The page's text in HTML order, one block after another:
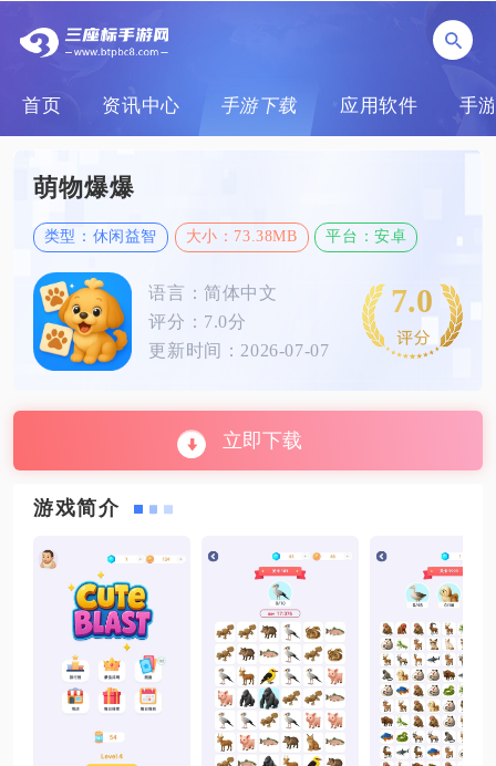
首页 资讯中心 手游下载 应用软件 手
萌物爆爆
类型：休闲益智 大小：73.38MB 平台：安卓
语言：简体中文
评分：7.0分
更新时间：2026-07-07
7.0
立即下载
游戏简介